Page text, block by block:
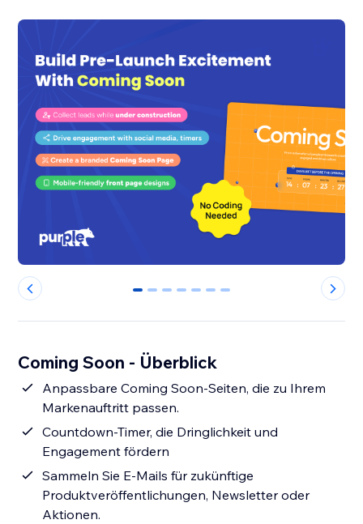
0 1 2 3 4 5 6
Coming Soon - Überblick
Anpassbare Coming Soon-Seiten, die zu Ihrem
Markenauftritt passen.
Countdown-Timer, die Dringlichkeit und
Engagement fördern
Sammeln Sie E-Mails für zukünftige
Produktveröffentlichungen, Newsletter oder
Aktionen.